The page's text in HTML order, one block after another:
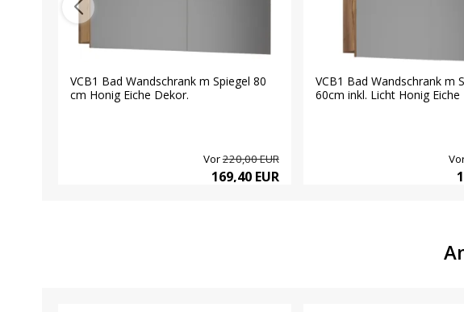
VCB1 Bad Wandschrank m Spiegel 80
cm Honig Eiche Dekor.
Vor220,00 EUR
169,40 EUR
VCB1 Bad Wandschrank m
60cm inkl. Licht Honig Eiche